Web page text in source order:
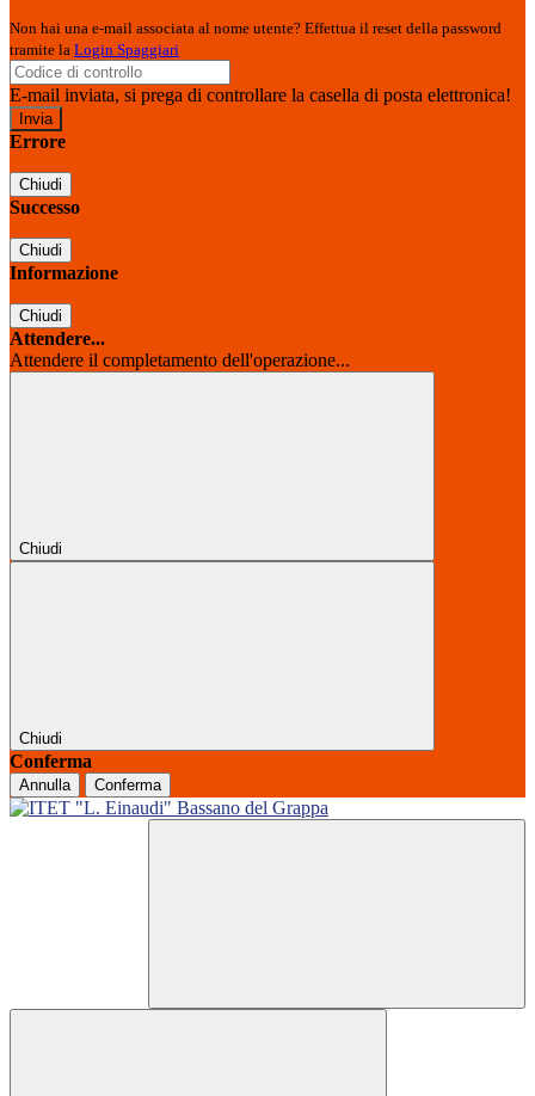
Non hai una e-mail associata al nome utente? Effettua il reset della password
tramite la Login Spaggiari
E-mail inviata, si prega di controllare la casella di posta elettronica!
Errore
Chiudi
Successo
Chiudi
Informazione
Chiudi
Attendere...
Attendere il completamento dell'operazione...
Chiudi
Chiudi
Conferma
Annulla Conferma